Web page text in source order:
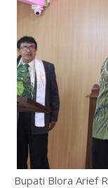
Bupati Blora Arief